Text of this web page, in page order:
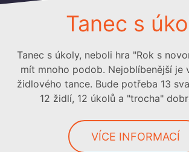
Tanec s
Tanec s úkoly, neboli hra "Rok s
mít mnoho podob. Nejoblíbenější je
židlového tance. Bude potřeba 13
12 židlí, 12 úkolů a "trocha"
VÍCE INFORMACÍ